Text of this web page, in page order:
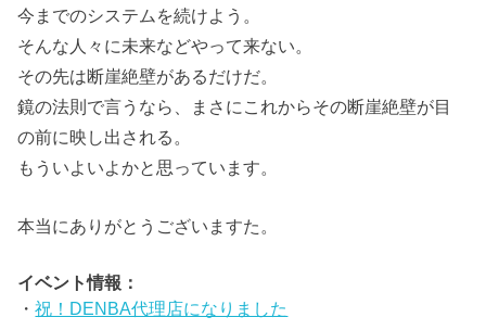
今までのシステムを続けよう。
そんな人々に未来などやって来ない。
その先は断崖絶壁があるだけだ。
鏡の法則で言うなら、まさにこれからその断崖絶壁が目
の前に映し出される。
もういよいよかと思っています。
本当にありがとうございますた。
イベント情報：
・祝！DENBA代理店になりました